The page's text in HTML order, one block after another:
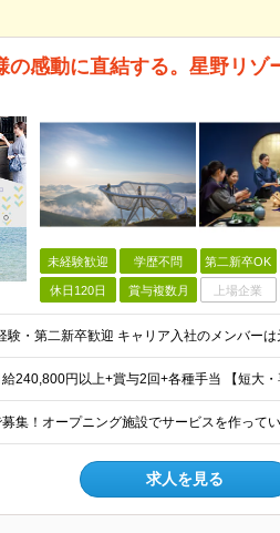
の感動に直結する。星野リ
未経験歓迎 学歴不問 第二新卒OK
休日120日 賞与複数月 上場企業
求人を見る